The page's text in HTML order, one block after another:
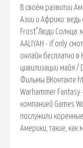
В своём развитии
Азии и Африки:
Frost"Люди Солнца:
AALIYAH - if only
онлайн бесплатно в
цивилизации майя /
Фильмы ВКонтакте
Warhammer Fantasy
компанией Games
послужили
Америки, такие, как